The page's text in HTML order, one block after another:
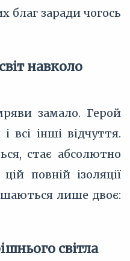
благ заради чогось
навколо
замало. Герой
всі інші відчуття.
стає абсолютно
повній ізоляції
лише двоє:
світла